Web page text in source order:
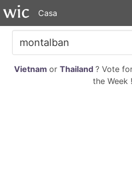
Casa
Vietnam or Thailand ? Vote
the Week !